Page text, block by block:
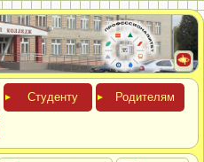
Сту­ден­ту
Роди­телям